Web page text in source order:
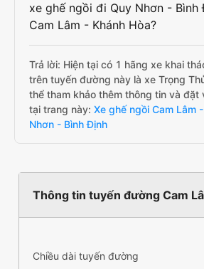
xe ghế ngồi đi Quy Nhơn - Bình
Cam Lâm - Khánh Hòa?
Trả lời: Hiện tại có 1 hãng xe khai
trên tuyến đường này là xe Trọng
thể tham khảo thêm thông tin và đặt
tại trang này: Xe ghế ngồi Cam Lâm
Nhơn - Bình Định
Thông tin tuyến đường Cam
Chiều dài tuyến đường